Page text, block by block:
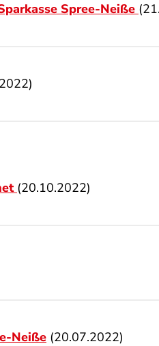
Spree-Neiße
(20.10.2022)
Neiße (20.07.2022)